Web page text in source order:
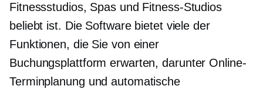
Fitnessstudios, Spas und Fitness-Studios
beliebt ist. Die Software bietet viele der
Funktionen, die Sie von einer
Buchungsplattform erwarten, darunter Online-
Terminplanung und automatische